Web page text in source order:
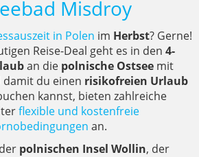
Misdroy
in Polen im Herbst? Gerne!
Reise-Deal geht es in den 4-
an die polnische Ostseemit
damit du einen risikofreien Urlaub
kannst, bieten zahlreiche
flexible und kostenfreie
an.
polnischen Insel Wollin, der